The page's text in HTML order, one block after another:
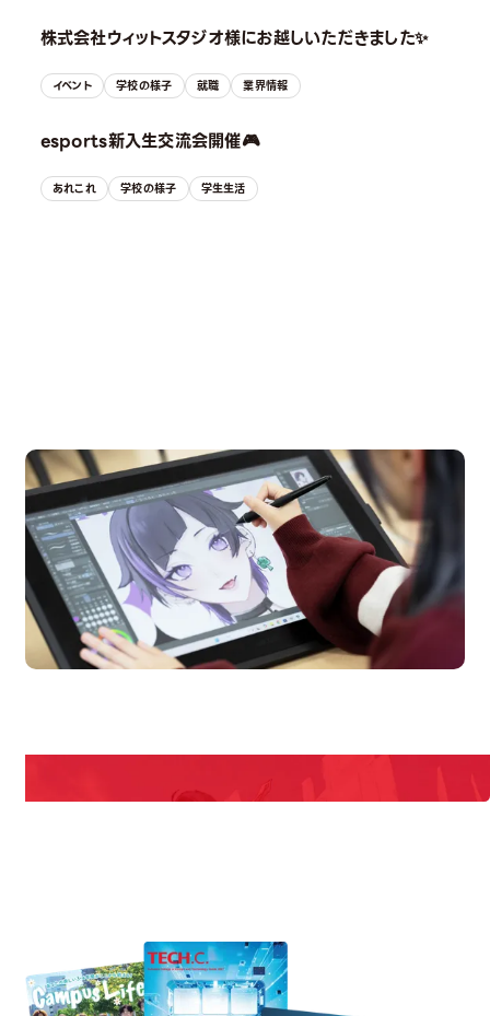
株式会社ウィットスタジオ様にお越しいただきました✨
イベント 学校の様子 就職 業界情報
esports新入生交流会開催🎮
あれこれ 学校の様子 学生生活
Campus Open